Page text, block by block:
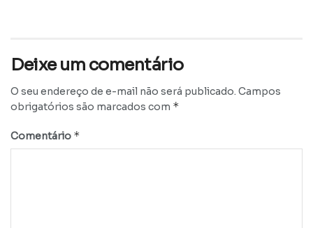
Deixe um comentário
O seu endereço de e-mail não será publicado. Campos
obrigatórios são marcados com *
Comentário *